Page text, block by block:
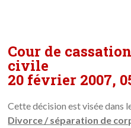
Cour de
civile
20 février 2007,
Cette décision est visée dans
Divorce / séparation de